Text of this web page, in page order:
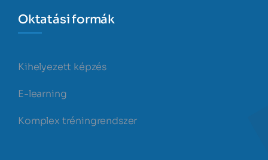
Oktatási formák
Kihelyezett képzés
E-learning
Komplex tréningrendszer